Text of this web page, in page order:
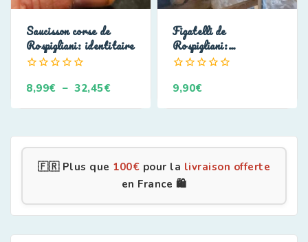
Saucisson corse de
Rospigliani: identitaire
de
8,99€ – 32,45€
Figatelli de
Rospigliani:
extraordinaire
de
9,90€
🇫🇷 Plus que 100€ pour la livraison offerte
en France 🛍️